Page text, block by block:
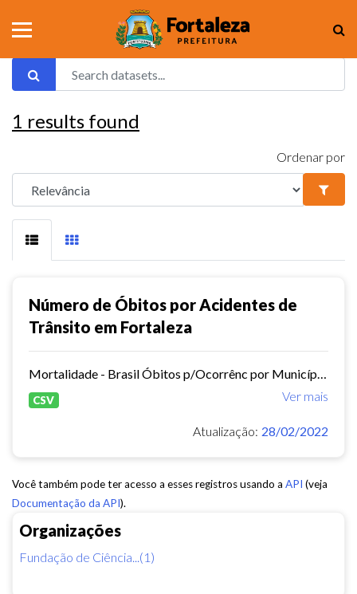
Organizações
Fundação de Ciência...(1)
1 results found
Ordenar por
Número de Óbitos por Acidentes de
Trânsito em Fortaleza
Ver mais
CSV
Atualização: 28/02/2022
Você também pode ter acesso a esses registros usando a API (veja
Documentação da API).